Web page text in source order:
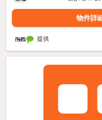
物件詳
提供